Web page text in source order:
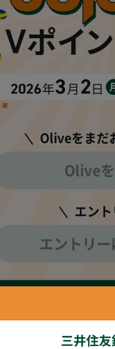
Oliveをまだ
Olive
エン
エントリ